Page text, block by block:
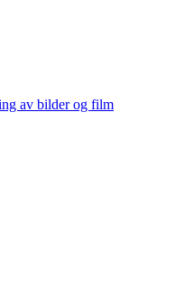
av bilder og film